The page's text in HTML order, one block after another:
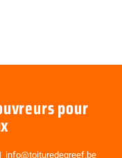
pour
| info@toituredegreef.be